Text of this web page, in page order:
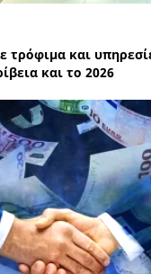
τρόφιμα και
και το 2026